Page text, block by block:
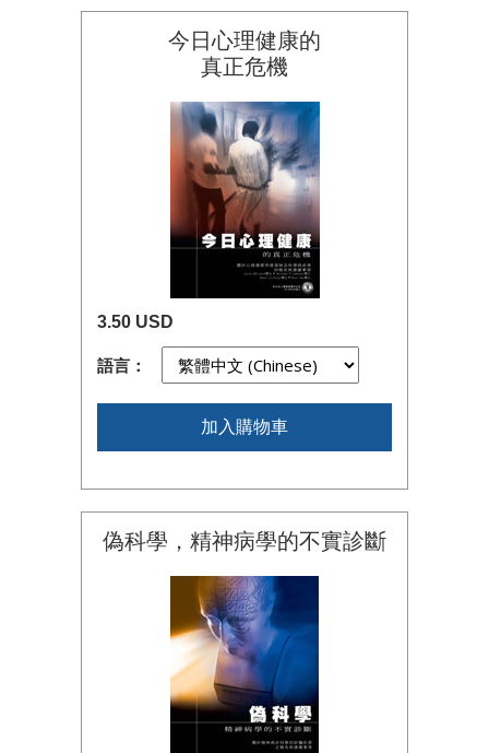
今日心理健康的
真正危機
3.50 USD
語言：
加入購物車
偽科學，精神病學的不實診斷